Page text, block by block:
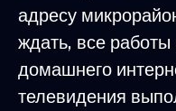
адресу
ждать, все
домашнего
телевидения